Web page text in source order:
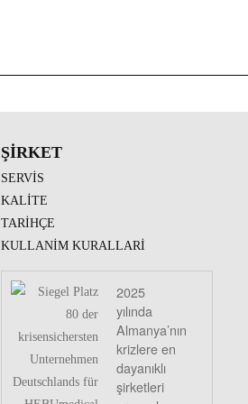
ŞIRKET
SERVIS
KALITE
TARIHÇE
KULLANIM KURALLARI
2025
yılında
Almanya’nın
krizlere en
dayanıklı
şirketleri